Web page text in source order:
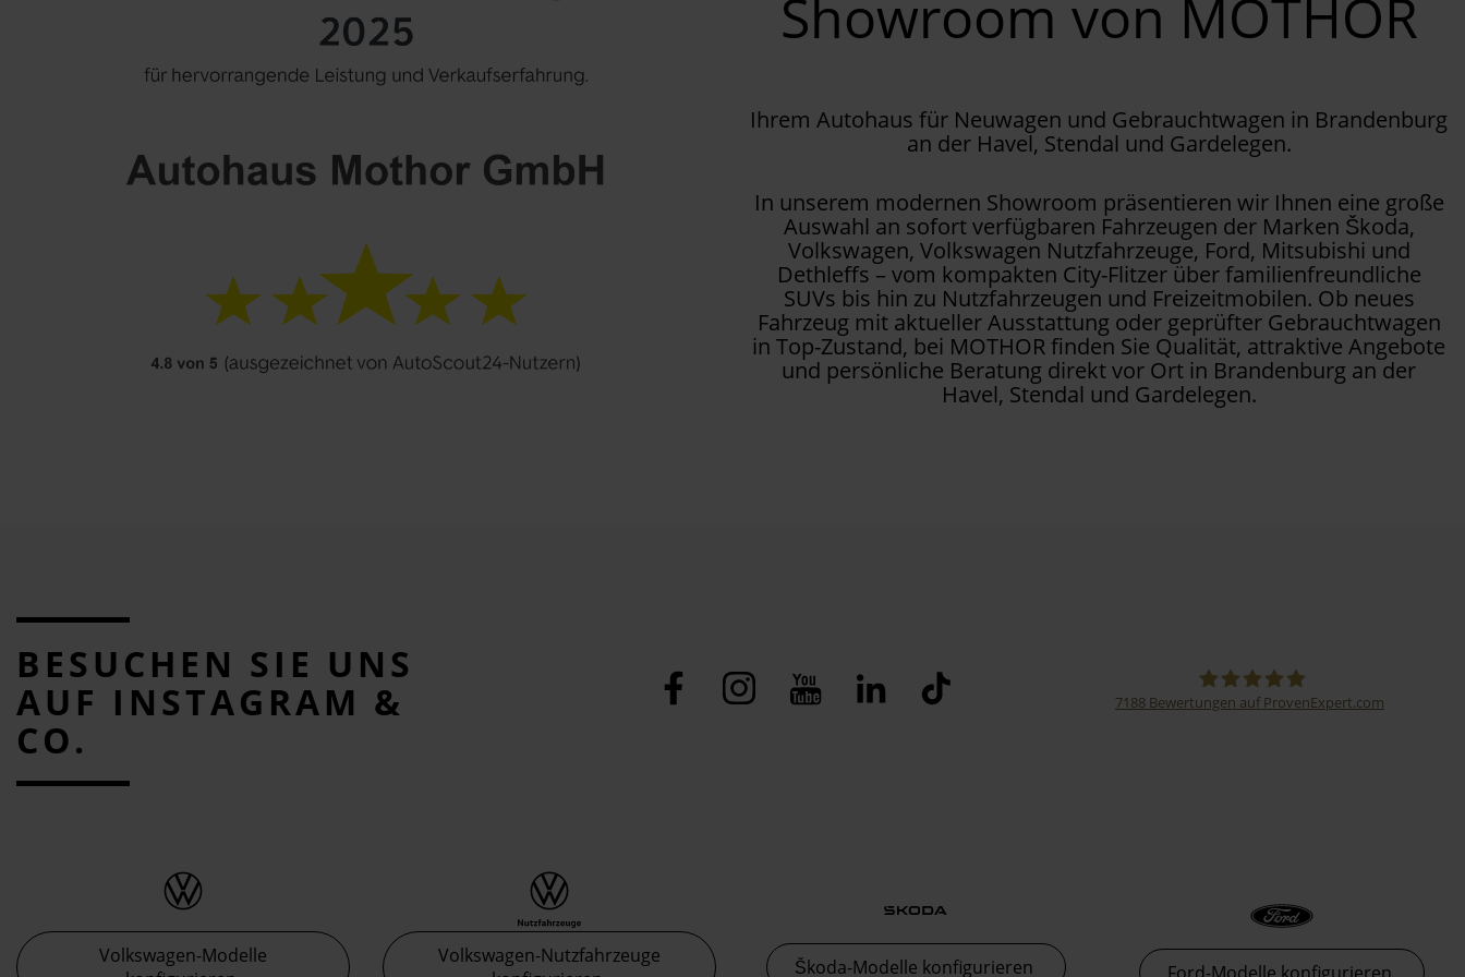
Showroom von MOTHOR
Ihrem Autohaus für Neuwagen und Gebrauchtwagen in Brandenburg
an der Havel, Stendal und Gardelegen.
In unserem modernen Showroom präsentieren wir Ihnen eine große
Auswahl an sofort verfügbaren Fahrzeugen der Marken Škoda,
Volkswagen, Volkswagen Nutzfahrzeuge, Ford, Mitsubishi und
Dethleffs – vom kompakten City-Flitzer über familienfreundliche
SUVs bis hin zu Nutzfahrzeugen und Freizeitmobilen. Ob neues
Fahrzeug mit aktueller Ausstattung oder geprüfter Gebrauchtwagen
in Top-Zustand, bei MOTHOR finden Sie Qualität, attraktive Angebote
und persönliche Beratung direkt vor Ort in Brandenburg an der
Havel, Stendal und Gardelegen.
BESUCHEN SIE UNS
AUF INSTAGRAM &
CO.
7188 Bewertungen auf ProvenExpert.com
Volkswagen-Modelle
Volkswagen-Nutzfahrzeuge
Škoda-Modelle konfigurieren